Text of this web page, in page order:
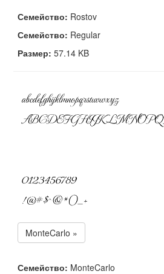
Семейство: Rostov
Семейство: Regular
Размер: 57.14 KB
MonteCarlo »
Семейство: MonteCarlo